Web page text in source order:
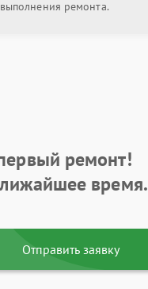
ремонта.
ремонт!
время.
Отправить заявку